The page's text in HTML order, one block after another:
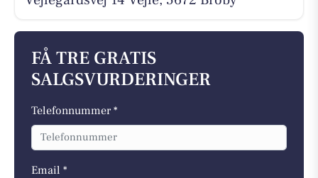
FÅ TRE GRATIS
SALGSVURDERINGER
Telefonnummer *
Email *